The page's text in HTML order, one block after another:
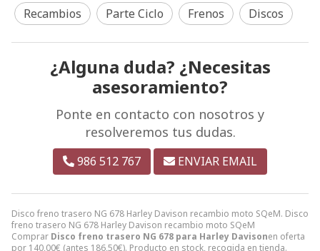
Disco freno trasero NG 678 Harley Davison recambio moto SQeM. Disco
freno trasero NG 678 Harley Davison recambio moto SQeM
Comprar Disco freno trasero NG 678 para Harley Davisonen oferta
por 140,00€ (antes 186,50€). Producto en stock, recogida en tienda.
Recambios
Parte Ciclo Frenos Discos
¿Alguna duda? ¿Necesitas
asesoramiento?
Ponte en contacto con nosotros y
resolveremos tus dudas.
986 512 767 ENVIAR EMAIL